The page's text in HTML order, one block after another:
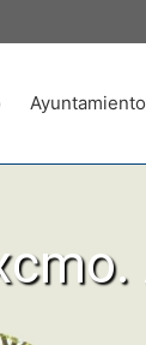
Ayuntamiento